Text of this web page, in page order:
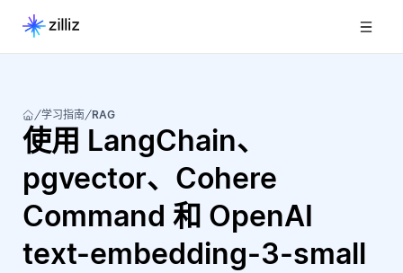
学习指南 RAG
使用 LangChain、
pgvector、Cohere
Command 和 OpenAI
text-embedding-3-small